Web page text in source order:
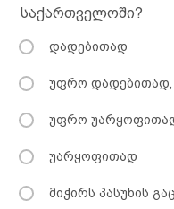
საქართველოში?
დადებითად
უფრო
უფრო
უარყოფითად
მიჭირს პასუხის